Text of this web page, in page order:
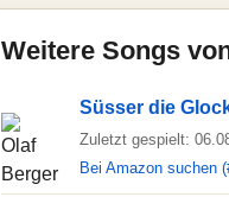
Weitere Songs
Süsser die
Zuletzt gespielt:
Bei Amazon suchen